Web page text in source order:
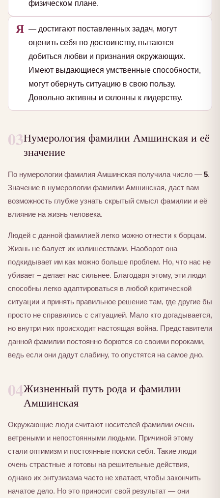
физическом плане.
Я — достигают поставленных задач, могут
оценить себя по достоинству, пытаются
добиться любви и признания окружающих.
Имеют выдающиеся умственные способности,
могут обернуть ситуацию в свою пользу.
Довольно активны и склонны к лидерству.
03Нумерология фамилии Амшинская и её
значение
По нумерологии фамилия Амшинская получила число — 5.
Значение в нумерологии фамилии Амшинская, даст вам
возможность глубже узнать скрытый смысл фамилии и её
влияние на жизнь человека.
Людей с данной фамилией легко можно отнести к борцам.
Жизнь не балует их излишествами. Наоборот она
подкидывает им как можно больше проблем. Но, что нас не
убивает – делает нас сильнее. Благодаря этому, эти люди
способны легко адаптироваться в любой критической
ситуации и принять правильное решение там, где другие бы
просто не справились с ситуацией. Мало кто догадывается,
но внутри них происходит настоящая война. Представители
данной фамилии постоянно борются со своими пороками,
ведь если они дадут слабину, то опустятся на самое дно.
04Жизненный путь рода и фамилии
Амшинская
Окружающие люди считают носителей фамилии очень
ветреными и непостоянными людьми. Причиной этому
стали оптимизм и постоянные поиски себя. Такие люди
очень страстные и готовы на решительные действия,
однако их энтузиазма часто не хватает, чтобы закончить
начатое дело. Но это приносит свой результат — они